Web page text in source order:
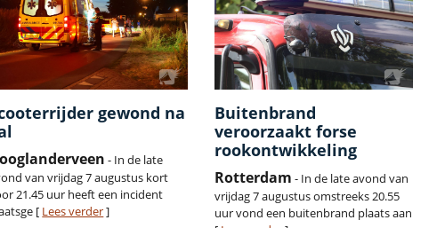
gewond na
- In de late
van vrijdag 7 augustus kort
21.45 uur heeft een incident
[ Lees verder]
Buitenbrand
veroorzaakt forse
rookontwikkeling
Rotterdam - In de late avond van
vrijdag 7 augustus omstreeks 20.55
uur vond een buitenbrand plaats aan